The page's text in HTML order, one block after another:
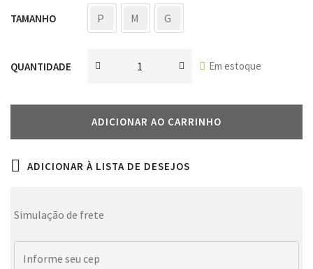
TAMANHO P M G
QUANTIDADE Em estoque
ADICIONAR AO CARRINHO
ADICIONAR À LISTA DE DESEJOS
Simulação de frete